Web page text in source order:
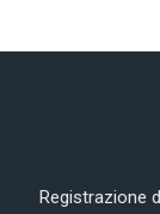
Registrazione